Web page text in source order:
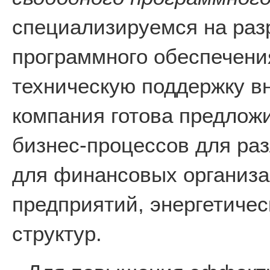
специализируемся на
программного
техническую поддержку
компания готова
бизнес-процессов для
для финансовых
предприятий,
структур.